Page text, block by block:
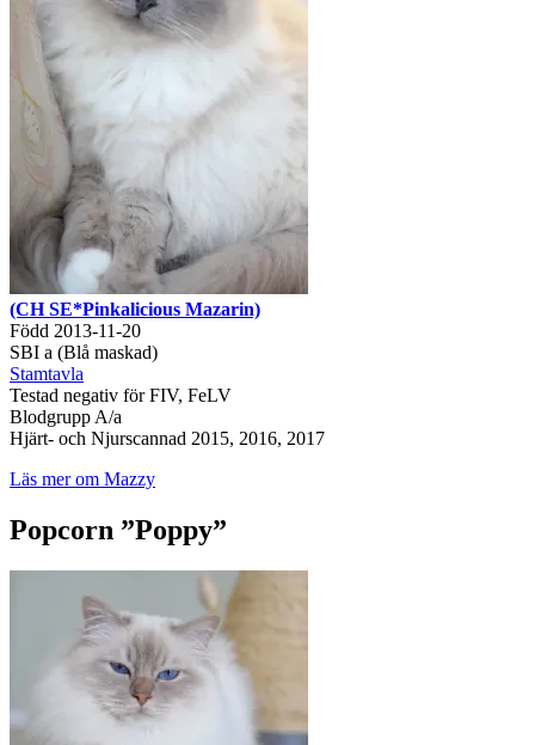
(CH SE*Pinkalicious Mazarin)
Född 2013-11-20
SBI a (Blå maskad)
Stamtavla
Testad negativ för FIV, FeLV
Blodgrupp A/a
Hjärt- och Njurscannad 2015, 2016, 2017
Läs mer om Mazzy
Popcorn ”Poppy”